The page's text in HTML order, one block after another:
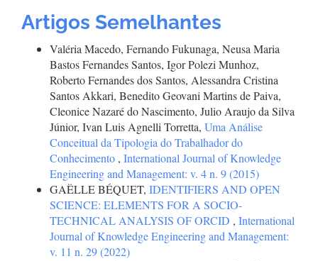
Artigos Semelhantes
Valéria Macedo, Fernando Fukunaga, Neusa Maria
Bastos Fernandes Santos, Igor Polezi Munhoz,
Roberto Fernandes dos Santos, Alessandra Cristina
Santos Akkari, Benedito Geovani Martins de Paiva,
Cleonice Nazaré do Nascimento, Julio Araujo da Silva
Júnior, Ivan Luis Agnelli Torretta, Uma Análise
Conceitual da Tipologia do Trabalhador do
Conhecimento , International Journal of Knowledge
Engineering and Management: v. 4 n. 9 (2015)
GAËLLE BÉQUET, IDENTIFIERS AND OPEN
SCIENCE: ELEMENTS FOR A SOCIO-
TECHNICAL ANALYSIS OF ORCID , International
Journal of Knowledge Engineering and Management:
v. 11 n. 29 (2022)